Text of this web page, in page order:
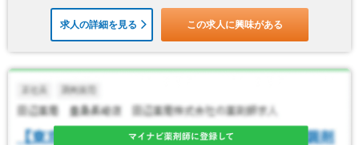
求人の詳細を見る この求人に興味がある